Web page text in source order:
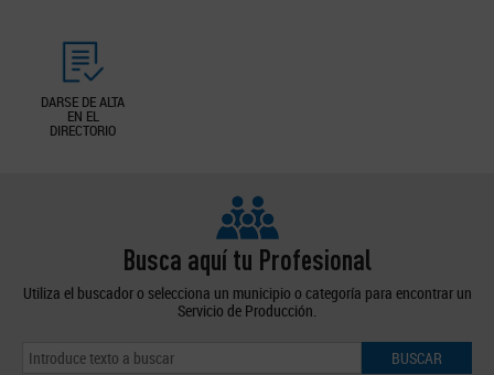
DARSE DE ALTA
EN EL
DIRECTORIO
Busca aquí tu Profesional
Utiliza el buscador o selecciona un municipio o categoría para encontrar un
Servicio de Producción.
BUSCAR